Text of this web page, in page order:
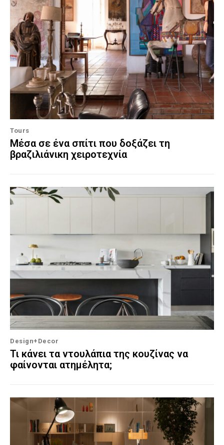
Tours
Μέσα σε ένα σπίτι που δοξάζει τη
βραζιλιάνικη χειροτεχνία
Design+Decor
Τι κάνει τα ντουλάπια της κουζίνας να
φαίνονται ατημέλητα;